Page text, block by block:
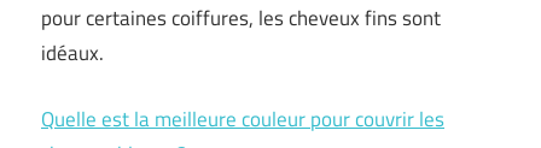
pour certaines coiffures, les cheveux fins sont
idéaux.
Quelle est la meilleure couleur pour couvrir les